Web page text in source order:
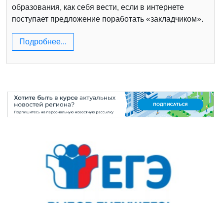
образования, как себя вести, если в интернете
поступает предложение поработать «закладчиком».
Подробнее...